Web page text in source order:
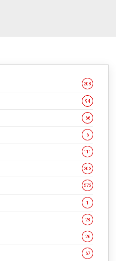
208
94
66
6
111
203
573
1
28
26
67